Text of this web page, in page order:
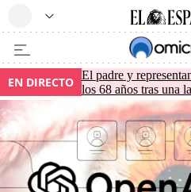
EN DIRECTO El padre y
los 68 años tras una